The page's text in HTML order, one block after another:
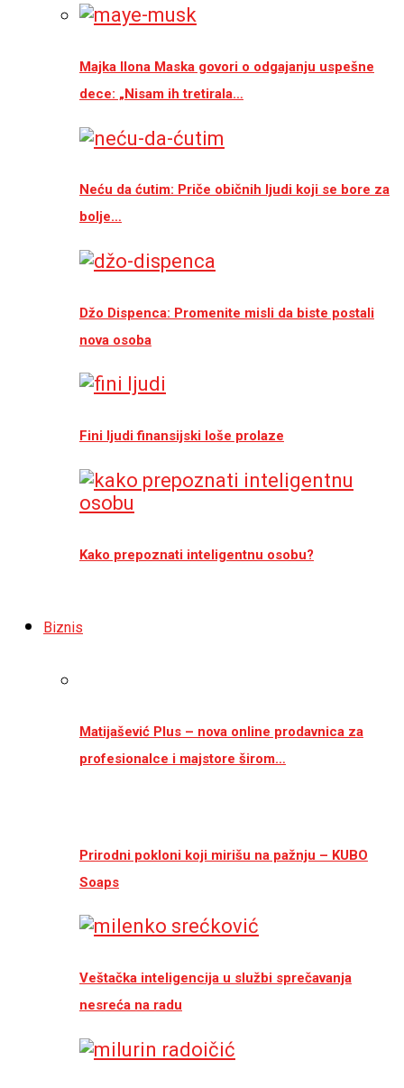
Majka Ilona Maska govori o odgajanju uspešne
dece: „Nisam ih tretirala…
Neću da ćutim: Priče običnih ljudi koji se bore za
bolje…
Džo Dispenca: Promenite misli da biste postali
nova osoba
Fini ljudi finansijski loše prolaze
Kako prepoznati inteligentnu osobu?
Biznis
Matijašević Plus – nova online prodavnica za
profesionalce i majstore širom…
Prirodni pokloni koji mirišu na pažnju – KUBO
Soaps
Veštačka inteligencija u službi sprečavanja
nesreća na radu